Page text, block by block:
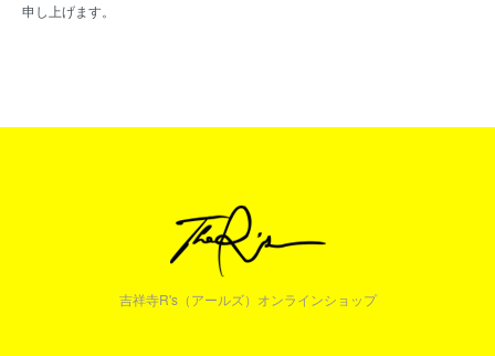
申し上げます。
吉祥寺R's（アールズ）オンラインショップ